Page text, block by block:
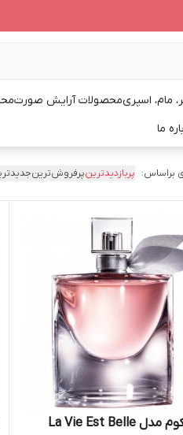
مام، اسپریمحصولات آرایش صورت
ما
براساس: پربازدیدترینپرفروش‌ترین
عطر لانکوم مدل La Vie Est Belle